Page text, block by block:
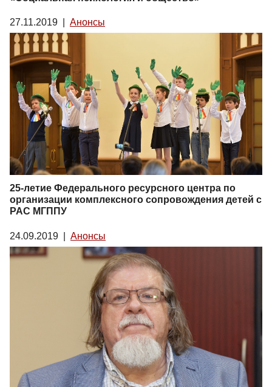
27.11.2019 Анонсы
25-летие Федерального ресурсного центра по
организации комплексного сопровождения детей с
РАС МГППУ
24.09.2019 Анонсы